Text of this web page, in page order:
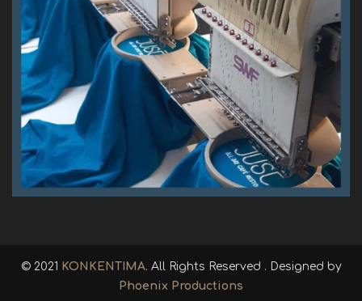
© 2021 KONKENTIMA. All Rights Reserved . Designed by
Phoenix Productions